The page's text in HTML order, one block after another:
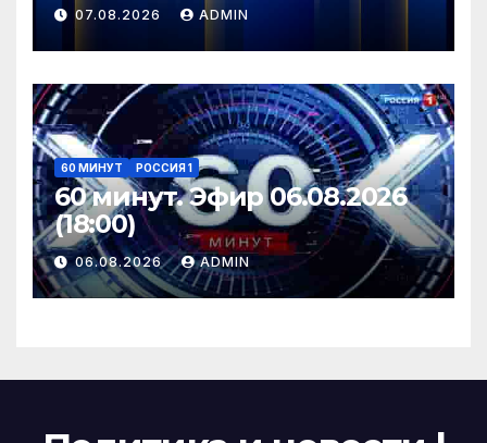
07.08.2026 ADMIN
60 МИНУТ РОССИЯ 1
60 минут. Эфир 06.08.2026
(18:00)
06.08.2026 ADMIN